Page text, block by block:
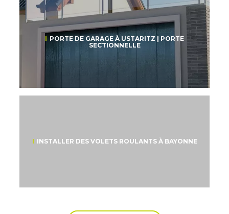
PORTE DE GARAGE À USTARITZ | PORTE
SECTIONNELLE
INSTALLER DES VOLETS ROULANTS À BAYONNE